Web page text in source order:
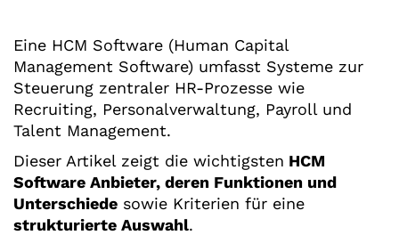
Eine HCM Software (Human Capital
Management Software) umfasst Systeme zur
Steuerung zentraler HR-Prozesse wie
Recruiting, Personalverwaltung, Payroll und
Talent Management.
Dieser Artikel zeigt die wichtigsten HCM
Software Anbieter, deren Funktionen und
Unterschiede sowie Kriterien für eine
strukturierte Auswahl.